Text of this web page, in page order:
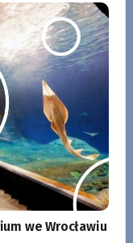
we Wrocławiu